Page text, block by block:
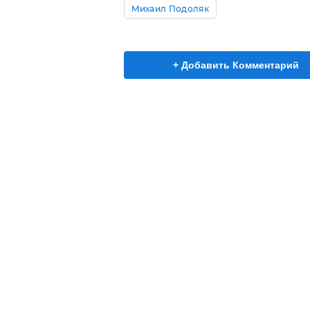
Михаил Подоляк
+ Добавить Комментарий